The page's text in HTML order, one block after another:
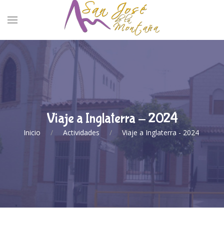
Viaje a Inglaterra - 2024
Inicio Actividades Viaje a Inglaterra - 2024